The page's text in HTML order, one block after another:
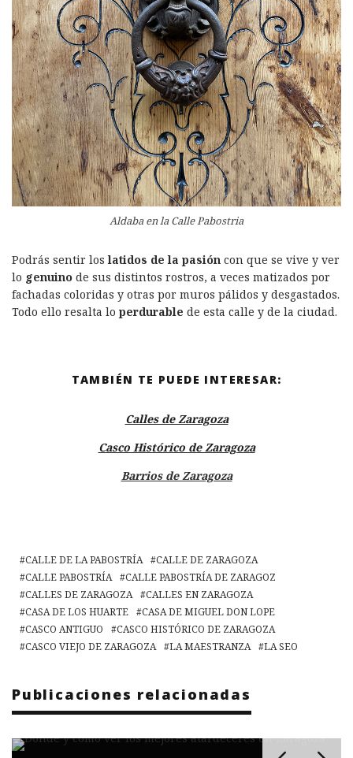
Aldaba en la Calle Pabostria
Podrás sentir loslatidos de la pasión con que se vive y ver
lo genuino de sus distintos rostros, a veces matizados por
fachadas coloridas y otras por muros pálidos y desgastados.
Todo ello resalta lo perdurable de esta calle y de la ciudad.
TAMBIÉN TE PUEDE INTERESAR:
Calles de Zaragoza
Casco Histórico de Zaragoza
Barrios de Zaragoza
CALLE DE LA PABOSTRÍA
CALLE DE ZARAGOZA
CALLE PABOSTRÍA
CALLE PABOSTRÍA DE ZARAGOZ
CALLES DE ZARAGOZA
CALLES EN ZARAGOZA
CASA DE LOS HUARTE
CASA DE MIGUEL DON LOPE
CASCO ANTIGUO
CASCO HISTÓRICO DE ZARAGOZA
CASCO VIEJO DE ZARAGOZA
LA MAESTRANZA LA SEO
Publicaciones relacionadas